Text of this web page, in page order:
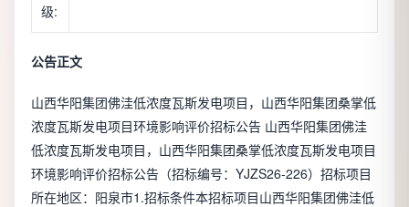
级:
公告正文
山西华阳集团佛洼低浓度瓦斯发电项目，山西华阳集团桑掌低
浓度瓦斯发电项目环境影响评价招标公告 山西华阳集团佛洼
低浓度瓦斯发电项目，山西华阳集团桑掌低浓度瓦斯发电项目
环境影响评价招标公告（招标编号：YJZS26-226）招标项目
所在地区：阳泉市1.招标条件本招标项目山西华阳集团佛洼低